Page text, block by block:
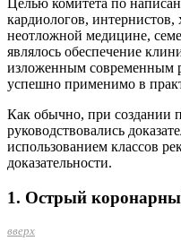
Целью комитета по
кардиологов,
неотложной медицине,
являлось обеспечение
изложенным современным
успешно применимо в
Как обычно, при создании
руководствовались
использованием классов
доказательности.
1. Острый
вверх